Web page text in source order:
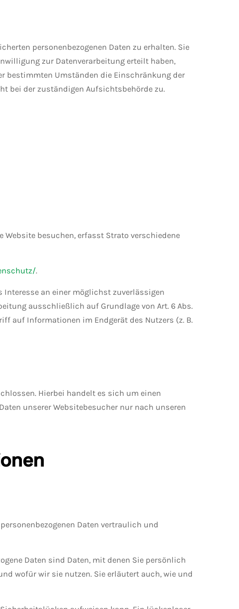
personenbezogenen Daten zu erhalten. Sie
zur Datenverarbeitung erteilt haben,
bestimmten Umständen die Einschränkung der
bei der zuständigen Aufsichtsbehörde zu.
Website besuchen, erfasst Strato verschiedene
.
Interesse an einer möglichst zuverlässigen
ausschließlich auf Grundlage von Art. 6 Abs.
auf Informationen im Endgerät des Nutzers (z. B.
Hierbei handelt es sich um einen
unserer Websitebesucher nur nach unseren
Daten vertraulich und
Daten sind Daten, mit denen Sie persönlich
wofür wir sie nutzen. Sie erläutert auch, wie und